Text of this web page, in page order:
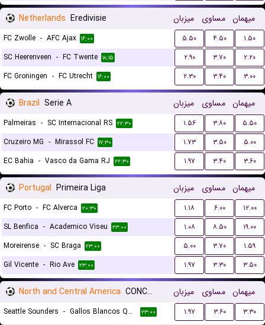
Netherlands Eredivisie میزبان مساوی میهمان
FC Zwolle - AFC Ajax ۱۶:۰۰ ۵.۵۰ ۴.۵۰
۱.۵۰
SC Heerenveen - FC Twente ۱۸:۱۵ ۲.۹۰ ۳.۷۰
۲.۲۰
FC Groningen - FC Utrecht ۱۶:۰۰ ۲.۳۰ ۳.۴۰ ۳.۰۰
Brazil Serie A میزبان مساوی میهمان
Palmeiras - SC Internacional RS ۲۲:۳۰ ۱.۵۶ ۳.۸۰
۵.۵۰
Cruzeiro MG - Mirassol FC ۱۷:۳۰ ۱.۷۳ ۳.۵۰
۵.۰۰
EC Bahia - Vasco da Gama RJ ۲۲:۳۰ ۱.۹۷ ۳.۴۰ ۳.۶۰
Portugal Primeira Liga میزبان مساوی میهمان
FC Porto - FC Alverca ۲۰:۳۰ ۱.۱۸ ۶.۰۰
۱۲.۰۰
SL Benfica - Academico Viseu ۲۳:۰۰ ۱.۰۸ ۸.۵۰
۱۹.۰۰
Moreirense - SC Braga ۲۳:۰۰ ۵.۰۰ ۳.۷۰
۱.۵۹
Gil Vicente - Rio Ave ۲۳:۰۰ ۱.۹۷ ۳.۳۰ ۳.۵۰
North and Central America CONCACAF Leagues Cup میزبان مساوی میهمان
Seattle Sounders - Gallos Blancos Queretaro ۲۳:۰۰ ۱.۹۷ ۳.۶۰ ۳.۳۰